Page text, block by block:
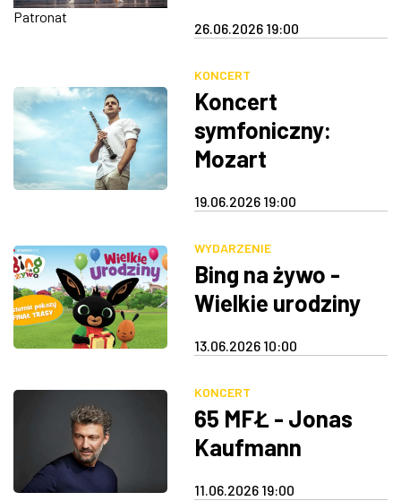
Patronat
26.06.2026 19:00
KONCERT
Koncert
symfoniczny:
Mozart
19.06.2026 19:00
WYDARZENIE
Bing na żywo -
Wielkie urodziny
13.06.2026 10:00
KONCERT
65 MFŁ - Jonas
Kaufmann
11.06.2026 19:00